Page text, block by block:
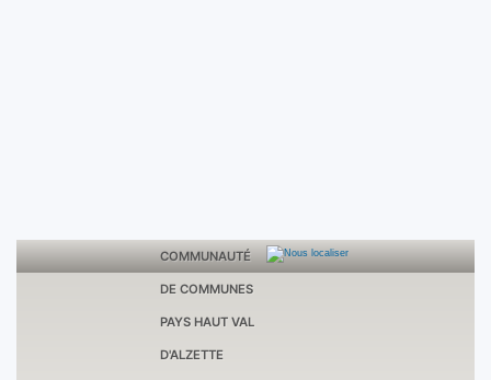
COMMUNAUTÉ
DE COMMUNES
PAYS HAUT VAL
D'ALZETTE